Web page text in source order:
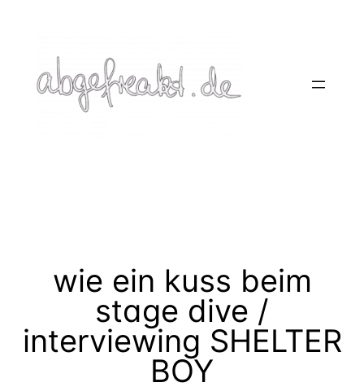
springen
wie ein kuss beim
stage dive /
interviewing SHELTER
BOY